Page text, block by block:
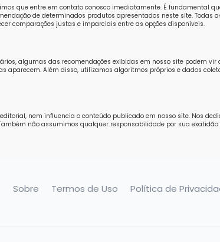
que entre em contato conosco imediatamente. É fundamental
de determinados produtos apresentados neste site. Todas
comparações justas e imparciais entre as opções disponíveis.
algumas das recomendações exibidas em nosso site podem vir
aparecem. Além disso, utilizamos algoritmos próprios e dados
nem influencia o conteúdo publicado em nosso site. Nos
não assumimos qualquer responsabilidade por sua exatidão
Sobre Termos de Uso Política de